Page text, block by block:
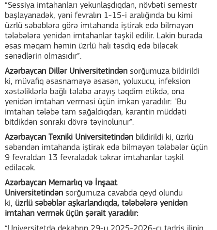
“Sessiya imtahanları yekunlaşdıqdan, növbəti semestr
başlayanadək, yəni fevralın 1-15-i aralığında bu kimi
üzrlü səbəblərə görə imtahanda iştirak edə bilməyən
tələbələrə yenidən imtahanlar təşkil edilir. Lakin burada
əsas məqam həmin üzrlü halı təsdiq edə biləcək
sənədlərin olmasıdır”.
Azərbaycan Dillər Universitetindən sorğumuza bildirildi
ki, müvafiq əsasnaməyə əsasən, yoluxucu, infeksion
xəstəliklərlə bağlı tələbə arayış təqdim etikdə, ona
yenidən imtahan verməsi üçün imkan yaradılır: "Bu
imtahan tələbə tam sağaldıqdan, karantin müddəti
bitdikdən sonrakı dövrə təyinolunur".
Azərbaycan Texniki Universitetindən bildirildi ki, üzrlü
səbəndən imtahanda iştirak edə bilməyən tələbələr üçün
9 fevraldan 13 fevraladək təkrar imtahanlar təşkil
ediləcək.
Azərbaycan Memarlıq və İnşaat
Universitetindən sorğumuza cavabda qeyd olundu
ki, üzrlü səbəblər aşkarlandıqda, tələbələrə yenidən
imtahan vermək üçün şərait yaradılır: